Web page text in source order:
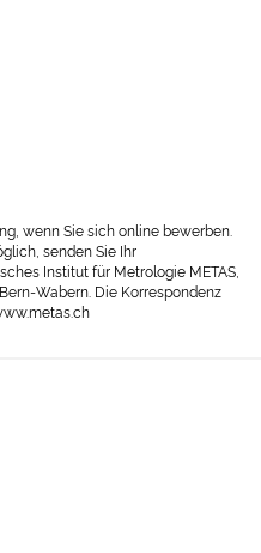
wenn Sie sich online bewerben.
senden Sie Ihr
Institut für Metrologie METAS,
Wabern. Die Korrespondenz